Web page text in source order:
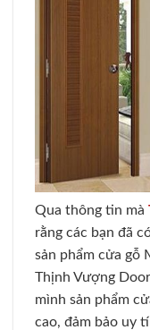
Qua thông tin mà
rằng các bạn đã
sản phẩm cửa gỗ
Thịnh Vượng
mình sản phẩm
cao, đảm bảo uy